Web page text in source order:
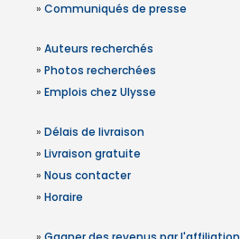
» Communiqués de presse
» Auteurs recherchés
» Photos recherchées
» Emplois chez Ulysse
» Délais de livraison
» Livraison gratuite
» Nous contacter
» Horaire